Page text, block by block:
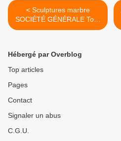
< Sculptures marbre
SOCIÉTÉ GÉNÉRALE Tour
Maine-Montparnasse
Hébergé par Overblog
Top articles
Pages
Contact
Signaler un abus
C.G.U.